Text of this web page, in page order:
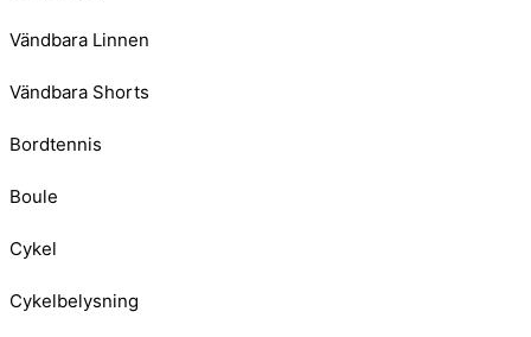
Vändbara Linnen
Vändbara Shorts
Bordtennis
Boule
Cykel
Cykelbelysning